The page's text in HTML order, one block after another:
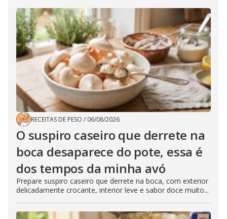
RECEITAS DE PESO / 06/08/2026
O suspiro caseiro que derrete na
boca desaparece do pote, essa é
dos tempos da minha avó
Prepare suspiro caseiro que derrete na boca, com exterior
delicadamente crocante, interior leve e sabor doce muito...